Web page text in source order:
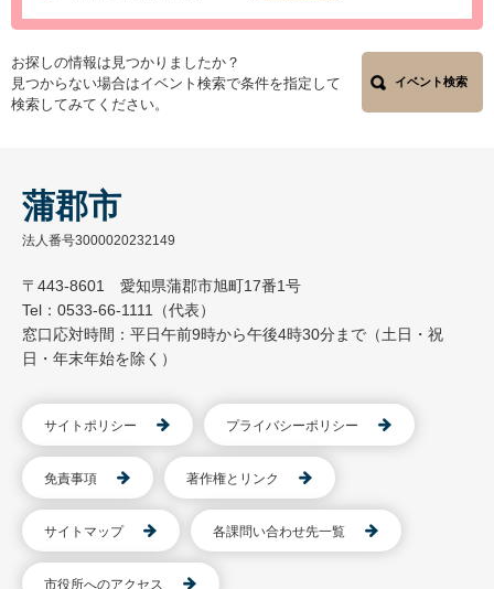
お探しの情報は見つかりましたか？
見つからない場合はイベント検索で条件を指定して
検索してみてください。
イベント検索
蒲郡市
法人番号3000020232149
〒443-8601 愛知県蒲郡市旭町17番1号
Tel：0533-66-1111（代表）
窓口応対時間：平日午前9時から午後4時30分まで（土日・祝
日・年末年始を除く）
サイトポリシー プライバシーポリシー
免責事項 著作権とリンク
サイトマップ 各課問い合わせ先一覧
市役所へのアクセス